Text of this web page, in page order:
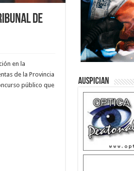
de
en la
de la Provincia
público que
Auspician